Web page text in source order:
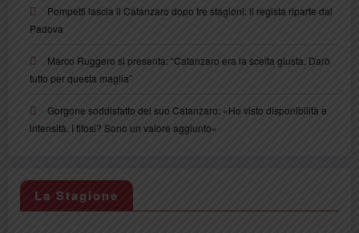
Pompetti lascia il Catanzaro dopo tre stagioni: il regista riparte dal
Padova
Marco Ruggero si presenta: “Catanzaro era la scelta giusta. Darò
tutto per questa maglia”
Gorgone soddisfatto del suo Catanzaro: «Ho visto disponibilità e
intensità. I tifosi? Sono un valore aggiunto»
La Stagione